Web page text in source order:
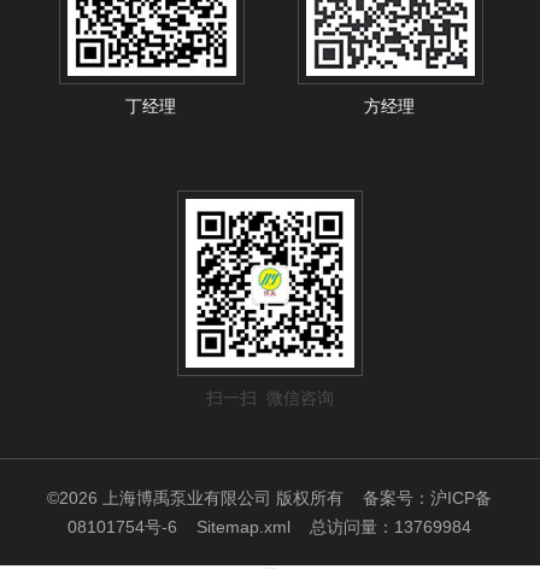
丁经理 方经理
扫一扫 微信咨询
©2026 上海博禹泵业有限公司 版权所有备案号：沪ICP备
08101754号-6
Sitemap.xml 总访问量：13769984